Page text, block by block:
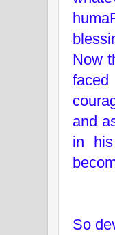
Now
and
in
So